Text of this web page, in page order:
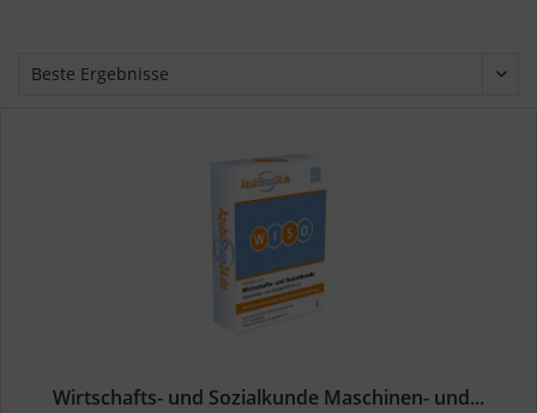
Wirtschafts- und Sozialkunde Maschinen- und...